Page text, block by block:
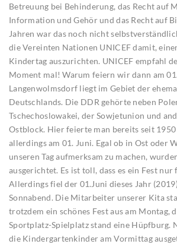
Betreuung bei Behinderung, das Recht auf
Information und Gehör und das Recht auf
Jahren war das noch nicht
die Vereinten Nationen UNICEF damit,
Kindertag auszurichten. UNICEF empfahl
Moment mal! Warum feiern wir dann am
Langenwolmsdorf liegt im Gebiet der
Deutschlands. Die DDR gehörte neben
Tschechoslowakei, der Sowjetunion und
Ostblock. Hier feierte man bereits seit
allerdings am 01. Juni. Egal ob in Ost oder
unseren Tag aufmerksam zu machen,
ausgerichtet. Es ist toll, dass es ein Fest
Allerdings fiel der 01.Juni dieses Jahr
Sonnabend. Die Mitarbeiter unserer Kita
trotzdem ein schönes Fest aus am Montag,
Sportplatz-Spielplatz stand eine Hüpfburg.
die Kindergartenkinder am Vormittag